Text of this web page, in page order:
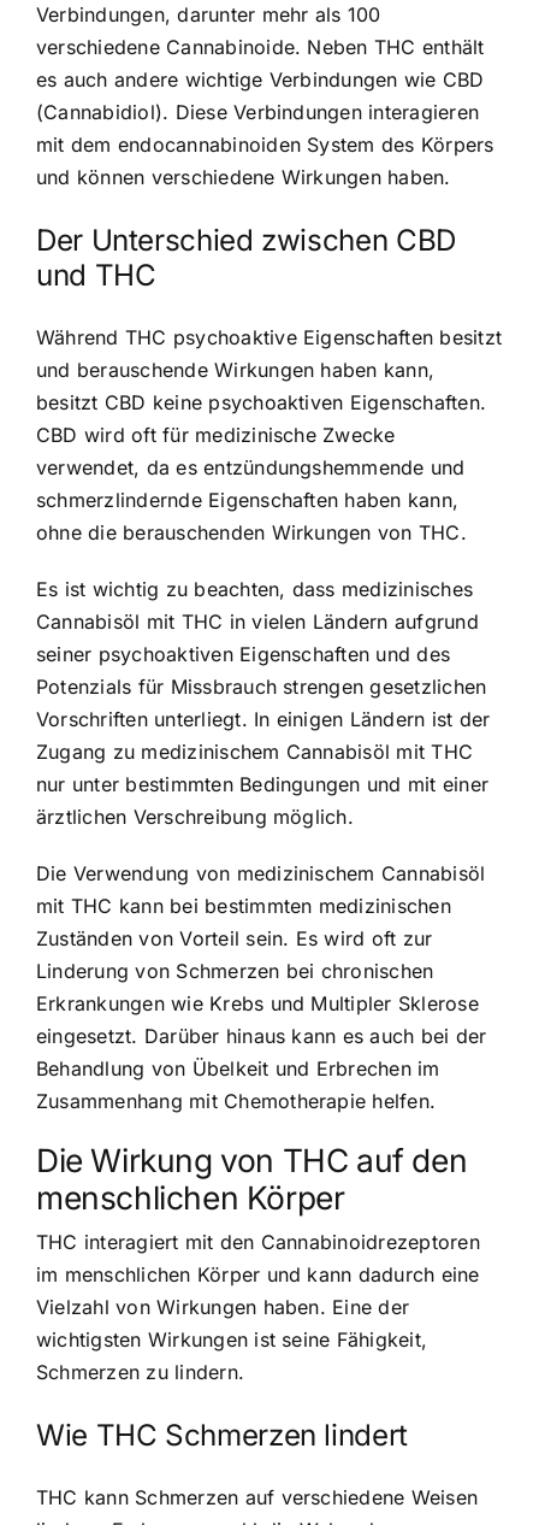
Verbindungen, darunter mehr als 100
verschiedene Cannabinoide. Neben THC enthält
es auch andere wichtige Verbindungen wie CBD
(Cannabidiol). Diese Verbindungen interagieren
mit dem endocannabinoiden System des Körpers
und können verschiedene Wirkungen haben.
Der Unterschied zwischen CBD
und THC
Während THC psychoaktive Eigenschaften besitzt
und berauschende Wirkungen haben kann,
besitzt CBD keine psychoaktiven Eigenschaften.
CBD wird oft für medizinische Zwecke
verwendet, da es entzündungshemmende und
schmerzlindernde Eigenschaften haben kann,
ohne die berauschenden Wirkungen von THC.
Es ist wichtig zu beachten, dass medizinisches
Cannabisöl mit THC in vielen Ländern aufgrund
seiner psychoaktiven Eigenschaften und des
Potenzials für Missbrauch strengen gesetzlichen
Vorschriften unterliegt. In einigen Ländern ist der
Zugang zu medizinischem Cannabisöl mit THC
nur unter bestimmten Bedingungen und mit einer
ärztlichen Verschreibung möglich.
Die Verwendung von medizinischem Cannabisöl
mit THC kann bei bestimmten medizinischen
Zuständen von Vorteil sein. Es wird oft zur
Linderung von Schmerzen bei chronischen
Erkrankungen wie Krebs und Multipler Sklerose
eingesetzt. Darüber hinaus kann es auch bei der
Behandlung von Übelkeit und Erbrechen im
Zusammenhang mit Chemotherapie helfen.
Die Wirkung von THC auf den
menschlichen Körper
THC interagiert mit den Cannabinoidrezeptoren
im menschlichen Körper und kann dadurch eine
Vielzahl von Wirkungen haben. Eine der
wichtigsten Wirkungen ist seine Fähigkeit,
Schmerzen zu lindern.
Wie THC Schmerzen lindert
THC kann Schmerzen auf verschiedene Weisen